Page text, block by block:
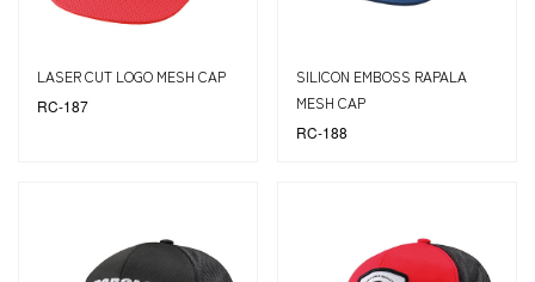
LASER CUT LOGO MESH CAP
RC-187
SILICON EMBOSS RAPALA
MESH CAP
RC-188